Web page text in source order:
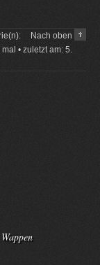
Nach oben
• zuletzt am: 5.